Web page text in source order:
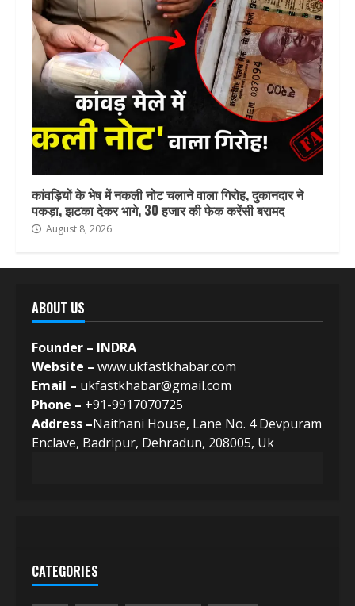
कांवड़ियों के भेष में नकली नोट चलाने वाला गिरोह, दुकानदार ने
पकड़ा, झटका देकर भागे, 30 हजार की फेक करेंसी बरामद
August 8, 2026
ABOUT US
Founder – INDRA
Website – www.ukfastkhabar.com
Email – ukfastkhabar@gmail.com
Phone – +91-9917070725
Address –Naithani House, Lane No. 4 Devpuram
Enclave, Badripur, Dehradun, 208005, Uk
CATEGORIES